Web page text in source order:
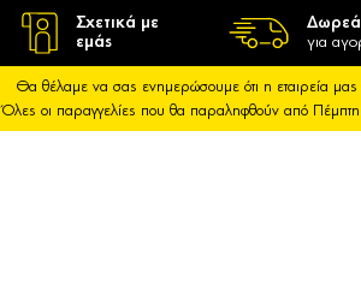
Σχετικά με
εμάς
για
Θα θέλαμε να σας ενημερώσουμε ότι η εταιρεία
Όλες οι παραγγελίες που θα παραληφθούν από